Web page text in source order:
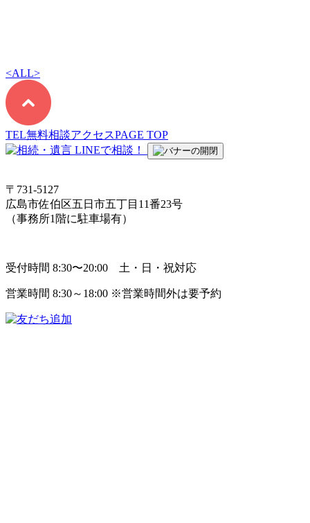
<ALL>
TEL無料相談アクセスPAGE TOP
〒731-5127
広島市佐伯区五日市五丁目11番23号
（事務所1階に駐車場有）
受付時間 8:30〜20:00 土・日・祝対応
営業時間 8:30～18:00 ※営業時間外は要予約